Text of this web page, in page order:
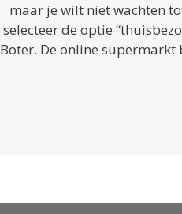
maar je wilt niet wachten
selecteer de optie
Boter. De online supermarkt